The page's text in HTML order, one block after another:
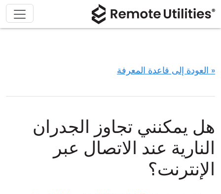
« العودة إلى قاعدة المعرفة
هل يمكنني تجاوز الجدران
النارية عند الاتصال عبر
الإنترنت؟